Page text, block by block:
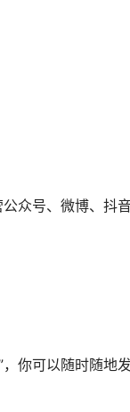
众号、微博、抖
你可以随时随地